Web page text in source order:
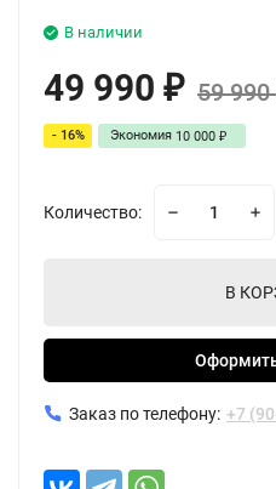
В наличии
49 990 ₽ 59 990
- 16% Экономия 10 000 ₽
Количество:
В
Заказ по телефону: +7